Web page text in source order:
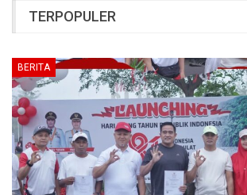
TERPOPULER
BERITA